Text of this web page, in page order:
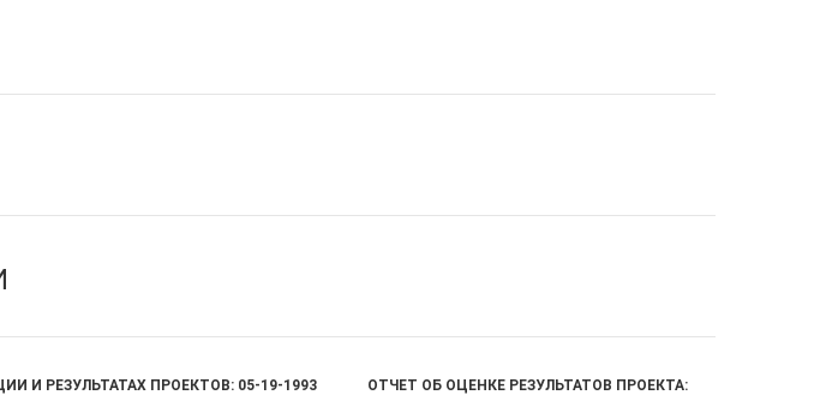
И РЕЗУЛЬТАТАХ ПРОЕКТОВ: 05-19-1993 ОТЧЕТ ОБ ОЦЕНКЕ РЕЗУЛЬТАТОВ ПРОЕКТА: